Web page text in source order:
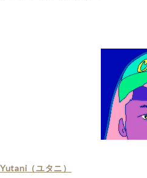
Yutani（ユタニ）